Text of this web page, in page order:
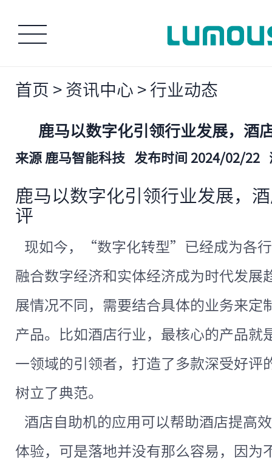
首页 > 资讯中心 > 行业动态
鹿马以数字化引领行业发展，酒
来源 鹿马智能科技 发布时间 2024/02/22
鹿马以数字化引领行业发展，
评
现如今，“数字化转型”已经成为各
融合数字经济和实体经济成为时代发展
展情况不同，需要结合具体的业务来定
产品。比如酒店行业，最核心的产品就
一领域的引领者，打造了多款深受好评
树立了典范。
酒店自助机的应用可以帮助酒店提高
体验，可是落地并没有那么容易，因为